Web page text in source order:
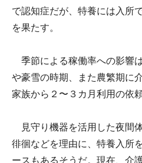
で認知症だが、特養には入所
を果たす。
季節による稼働率への影響
や豪雪の時期、また農繁期に
家族から２〜３カ月利用の依
見守り機器を活用した夜間
徘徊などを理由に、特養入所
ースもあるそうだ。現在、介